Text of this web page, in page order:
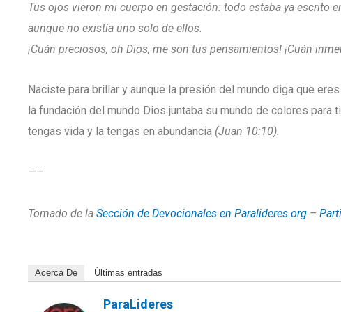
Tus ojos vieron mi cuerpo en gestación: todo estaba ya escrito
aunque no existía uno solo de ellos.
¡Cuán preciosos, oh Dios, me son tus pensamientos! ¡Cuán
Naciste para brillar y aunque la presión del mundo diga que
la fundación del mundo Dios juntaba su mundo de colores
tengas vida y la tengas en abundancia (Juan 10:10).
—–
Tomado de la Sección de Devocionales en Paralideres.org –
Acerca De Últimas entradas
ParaLideres